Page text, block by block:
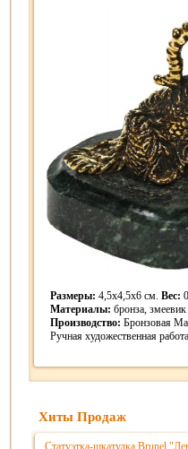
Размеры: 4,5х4,5х6 см. Вес:
Материалы: бронза, змеевик
Производство: Бронзовая
Ручная художественная
Хиты Продаж
Статуэтка-шкатулка Brunel